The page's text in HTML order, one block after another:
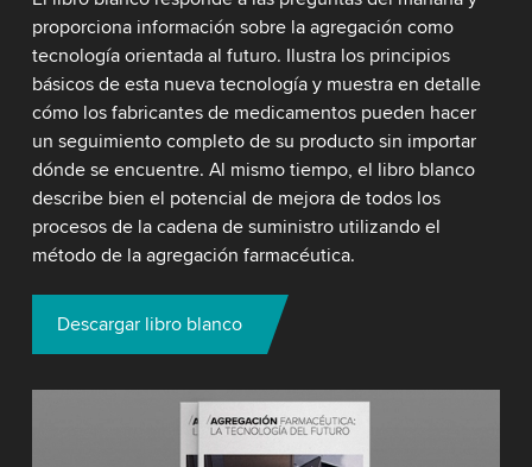
proporciona información sobre la agregación como
tecnología orientada al futuro. Ilustra los principios
básicos de esta nueva tecnología y muestra en detalle
cómo los fabricantes de medicamentos pueden hacer
un seguimiento completo de su producto sin importar
dónde se encuentre. Al mismo tiempo, el libro blanco
describe bien el potencial de mejora de todos los
procesos de la cadena de suministro utilizando el
método de la agregación farmacéutica.
Descargar libro blanco